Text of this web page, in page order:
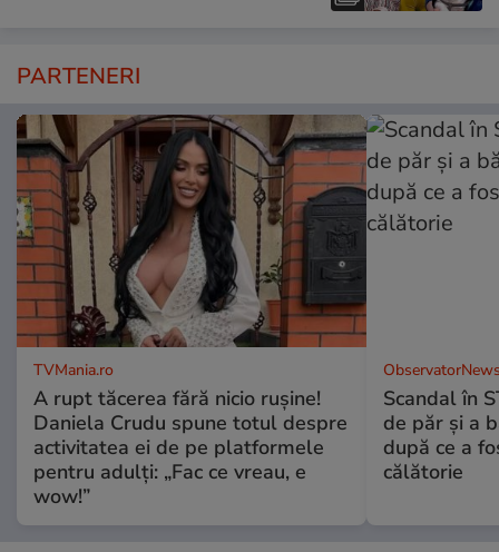
PARTENERI
TVMania.ro
A rupt tăcerea fără nicio rușine!
Daniela Crudu spune totul despre
activitatea ei de pe platformele
pentru adulți: „Fac ce vreau, e
wow!”
Scandal în
de păr şi a
după ce a
călătorie